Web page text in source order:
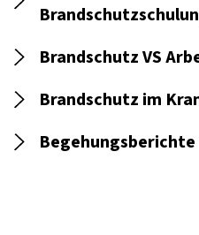
Brandschutz VS
Brandschutz im